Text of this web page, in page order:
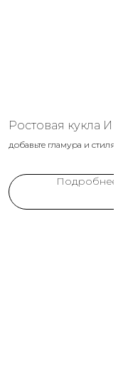
Ростовая кукла
добавьте гламура и стиля
телеведущей Насти
Идеально подойдет для
молодежных вечеринок и
Подробнее